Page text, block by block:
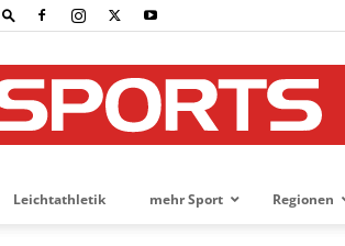
Leichtathletik mehr Sport Regionen